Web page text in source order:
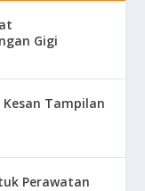
Gigi
Tampilan
Perawatan